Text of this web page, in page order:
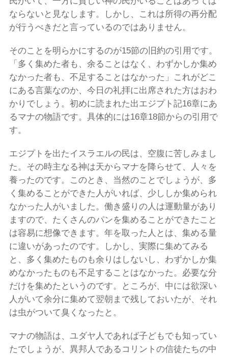
ならないと見なします。しかし、これは所得の再分配
が行うべきだと言っているのではありません。
そのことを明らかにするのが15節の旧約の引用です。
「多く集めた者も、余ることはなく、わずかしか集め
なかった者も、不足することはなかった」これがどこ
にある言葉なのか、今日の礼拝に出席された方はおわ
かりでしょう。初めに読まれた出エジプト記16章にあ
るマナの物語です。具体的には16章18節からの引用で
す。
エジプトを出たイスラエルの民は、空腹に苦しみまし
た。その時主なる神は天からマナを降らせて、人々を
養ったのです。このとき、当然のことでしょうが、多
く集めることができた人がいれば、少ししか集められ
なかった人がいました。働き盛りの人は運動量があり
ますので、たくさんのパンを集めることができたこと
は容易に想像できます。年を取った人とは、集める量
に違いがあったのです。しかし、実際に集めてみる
と、多く集めたものも余りはしないし、わずかしか集
めなかったものも不足することはなかった。必要な分
だけを集めたというのです。ところが、中には欲深い
人がいて余分に集めて翌朝まで残しておいたが、それ
は虫がついて臭くなったと。
マナの物語は、ユダヤ人であれば子どもでも知ってい
たでしょうが、異邦人であるコリントの信徒たちの中